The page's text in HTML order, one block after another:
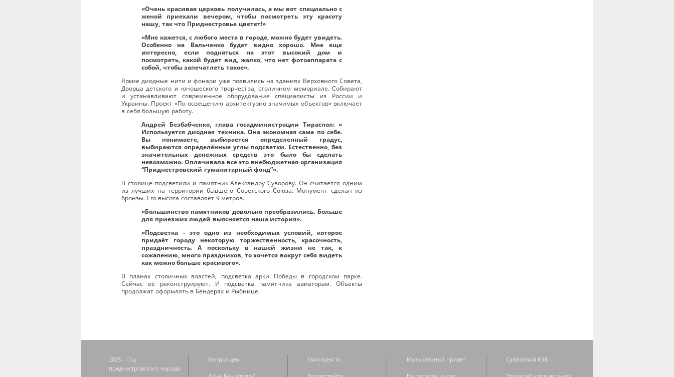
«Очень красивая церковь получилась, а мы вот специально с
женой приехали вечером, чтобы посмотреть эту красоту
нашу, так что Приднестровье цветет!»
«Мне кажется, с любого места в городе, можно будет увидеть.
Особенно на Вальченко будет видно хорошо. Мне еще
интересно, если подняться на этот высокий дом и
посмотреть, какой будет вид, жалко, что нет фотоаппарата с
собой, чтобы запечатлеть такое».
Яркие диодные нити и фонари уже появились на зданиях Верховного Совета,
Дворца детского и юношеского творчества, столичном мемориале. Собирают
и устанавливают современное оборудование специалисты из России и
Украины. Проект «По освещению архитектурно значимых объектов» включает
в себя большую работу.
Андрей Безбабченко, глава госадминистрации Тираспол: «
Используется диодная техника. Она экономная сама по себе.
Вы понимаете, выбирается определенный градус,
выбираются определённые углы подсветки. Естественно, без
значительных денежных средств это было бы сделать
невозможно. Оплачивала все это внебюджетная организация
“Приднестровский гуманитарный фонд”».
В столице подсветили и памятник Александру Суворову. Он считается одним
из лучших на территории бывшего Советского Союза. Монумент сделан из
бронзы. Его высота составляет 9 метров.
«Большинство памятников довольно преобразились. Больше
для приезжих людей выясняется наша история».
«Подсветка – это одно из необходимых условий, которое
придаёт городу некоторую торжественность, красочность,
праздничность. А поскольку в нашей жизни не так, к
сожалению, много праздников, то хочется вокруг себя видеть
как можно больше красивого».
В планах столичных властей, подсветка арки Победы в городском парке.
Сейчас её реконструируют. И подсветка памятника авиаторам. Объекты
продолжат оформлять в Бендерах и Рыбнице.
2025 - Год
приднестровского народа
Вопрос дня Емисиуня та Музыкальный привет Субботний КЭБ